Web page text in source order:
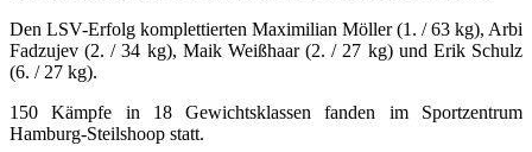
Den LSV-Erfolg komplettierten Maximilian Möller (1. / 63 kg), Arbi
Fadzujev (2. / 34 kg), Maik Weißhaar (2. / 27 kg) und Erik Schulz
(6. / 27 kg).
150 Kämpfe in 18 Gewichtsklassen fanden im Sportzentrum
Hamburg-Steilshoop statt.